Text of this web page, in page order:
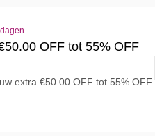
OFF tot 55% OFF
extra €50.00 OFF tot 55% OFF